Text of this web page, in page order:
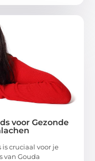
voor Gezonde
cruciaal voor je
van Gouda